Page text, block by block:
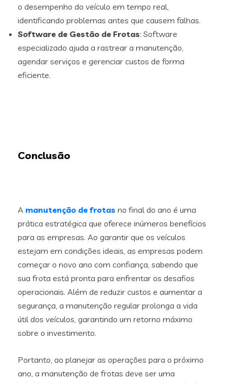
o desempenho do veículo em tempo real,
identificando problemas antes que causem falhas.
Software de Gestão de Frotas: Software
especializado ajuda a rastrear a manutenção,
agendar serviços e gerenciar custos de forma
eficiente.
Conclusão
A manutenção de frotas no final do ano é uma
prática estratégica que oferece inúmeros benefícios
para as empresas. Ao garantir que os veículos
estejam em condições ideais, as empresas podem
começar o novo ano com confiança, sabendo que
sua frota está pronta para enfrentar os desafios
operacionais. Além de reduzir custos e aumentar a
segurança, a manutenção regular prolonga a vida
útil dos veículos, garantindo um retorno máximo
sobre o investimento.
Portanto, ao planejar as operações para o próximo
ano, a manutenção de frotas deve ser uma